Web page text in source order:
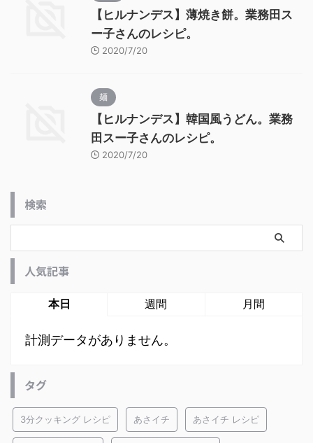
【ヒルナンデス】薄焼き餅。業務田ス
ー子さんのレシピ。
2020/7/20
麺
【ヒルナンデス】韓国風うどん。業務
田スー子さんのレシピ。
2020/7/20
検索
人気記事
本日 週間 月間
計測データがありません。
タグ
3分クッキング レシピ あさイチ あさイチ レシピ